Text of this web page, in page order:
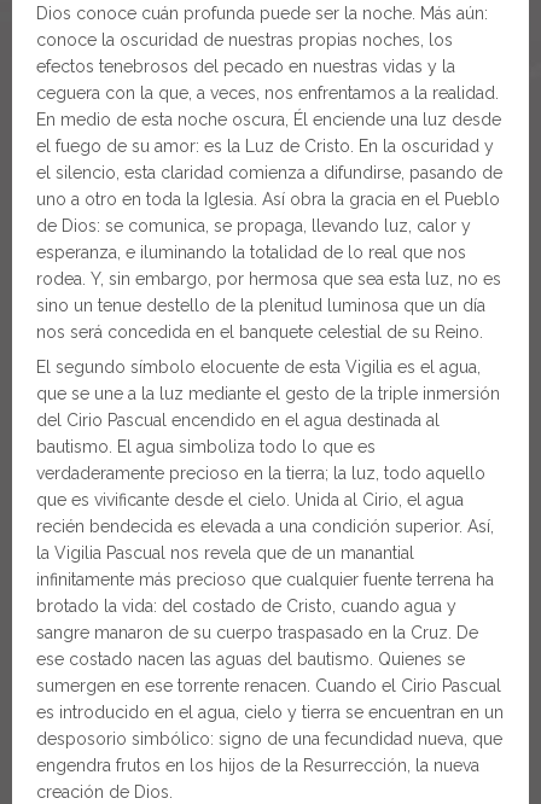
Dios conoce cuán profunda puede ser la noche. Más aún:
conoce la oscuridad de nuestras propias noches, los
efectos tenebrosos del pecado en nuestras vidas y la
ceguera con la que, a veces, nos enfrentamos a la realidad.
En medio de esta noche oscura, Él enciende una luz desde
el fuego de su amor: es la Luz de Cristo. En la oscuridad y
el silencio, esta claridad comienza a difundirse, pasando de
uno a otro en toda la Iglesia. Así obra la gracia en el Pueblo
de Dios: se comunica, se propaga, llevando luz, calor y
esperanza, e iluminando la totalidad de lo real que nos
rodea. Y, sin embargo, por hermosa que sea esta luz, no es
sino un tenue destello de la plenitud luminosa que un día
nos será concedida en el banquete celestial de su Reino.
El segundo símbolo elocuente de esta Vigilia es el agua,
que se une a la luz mediante el gesto de la triple inmersión
del Cirio Pascual encendido en el agua destinada al
bautismo. El agua simboliza todo lo que es
verdaderamente precioso en la tierra; la luz, todo aquello
que es vivificante desde el cielo. Unida al Cirio, el agua
recién bendecida es elevada a una condición superior. Así,
la Vigilia Pascual nos revela que de un manantial
infinitamente más precioso que cualquier fuente terrena ha
brotado la vida: del costado de Cristo, cuando agua y
sangre manaron de su cuerpo traspasado en la Cruz. De
ese costado nacen las aguas del bautismo. Quienes se
sumergen en ese torrente renacen. Cuando el Cirio Pascual
es introducido en el agua, cielo y tierra se encuentran en un
desposorio simbólico: signo de una fecundidad nueva, que
engendra frutos en los hijos de la Resurrección, la nueva
creación de Dios.